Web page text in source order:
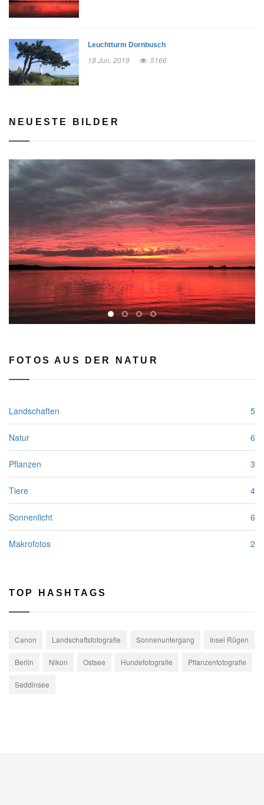
Leuchtturm Dornbusch
18 Jun, 2019 5166
NEUESTE BILDER
FOTOS AUS DER NATUR
Landschaften 5
Natur 6
Pflanzen 3
Tiere 4
Sonnenlicht 6
Makrofotos 2
TOP HASHTAGS
Canon Landschaftsfotografie Sonnenuntergang Insel Rügen
Berlin Nikon Ostsee Hundefotografie Pflanzenfotografie
Seddinsee